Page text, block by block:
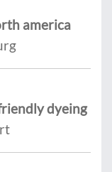
america
dyeing